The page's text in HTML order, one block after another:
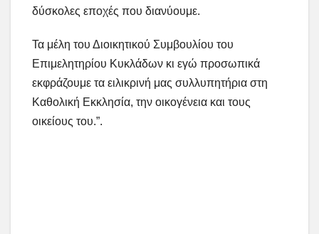
δύσκολες εποχές που διανύουμε.
Τα μέλη του Διοικητικού Συμβουλίου του
Επιμελητηρίου Κυκλάδων κι εγώ προσωπικά
εκφράζουμε τα ειλικρινή μας συλλυπητήρια στη
Καθολική Εκκλησία, την οικογένεια και τους
οικείους του.”.